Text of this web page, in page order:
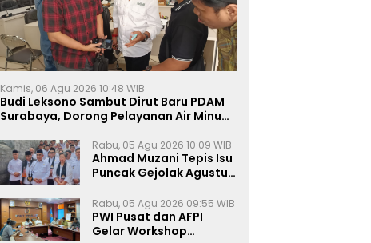
Kamis, 06 Agu 2026 10:48 WIB
Budi Leksono Sambut Dirut Baru PDAM
Surabaya, Dorong Pelayanan Air Minum
Rabu, 05 Agu 2026 10:09 WIB
Ahmad Muzani Tepis Isu
Puncak Gejolak Agustus
Perkuat Persatuan
Rabu, 05 Agu 2026 09:55 WIB
PWI Pusat dan AFPI
Gelar Workshop